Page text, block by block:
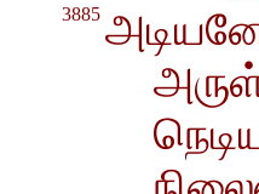
3885